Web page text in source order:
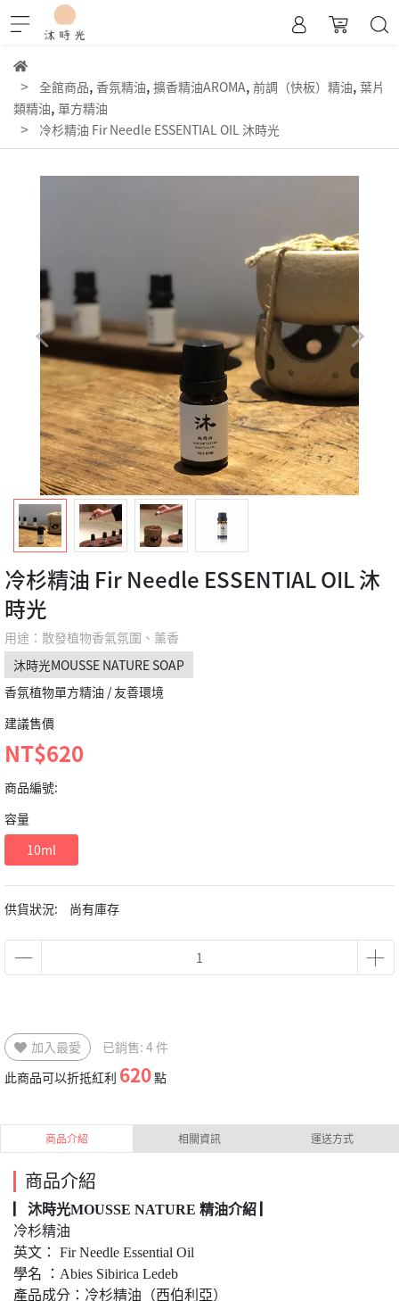
全館商品, 香氛精油, 擴香精油AROMA, 前調（快板）精油, 葉片
類精油, 單方精油
冷杉精油 Fir Needle ESSENTIAL OIL 沐時光
冷杉精油 Fir Needle ESSENTIAL OIL 沐
時光
用途：散發植物香氣氛圍、薰香
沐時光MOUSSE NATURE SOAP
香氛植物單方精油 / 友善環境
建議售價
NT$620
商品編號:
供貨狀況: 尚有庫存
容量
10ml
加入最愛
已銷售: 4 件
此商品可以折抵紅利 620點
商品介紹 相關資訊 運送方式
商品介紹
▏沐時光MOUSSE NATURE 精油介紹 ▏
冷杉精油
英文： Fir Needle Essential Oil
學名 ：Abies Sibirica Ledeb
產品成分：冷杉精油（西伯利亞）